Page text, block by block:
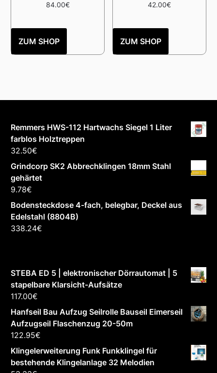
84.00€
ZUM SHOP
42.00€
ZUM SHOP
Remmers HWS-112 Hartwachs Siegel 1 Liter
farblos Holztreppen
32.50€
Grindcorp SK2 Abbrechklingen 18mm Stahl
gehärtet
9.78€
Bodensteckdose 4-fach, belegbar, Deckel aus
Edelstahl (8804B)
338.24€
STEBA ED 5 | elektronischer Dörrautomat | 5
stapelbare Klarsicht-Aufsätze
117.00€
Hanfseil Bau Aufzug Seilrolle Bauseil Eimerseil
Aufzugseil Flaschenzug 20-50m
122.95€
Klingelerweiterung Funk Funkklingel für
bestehende Klingelanlage 32 Melodien